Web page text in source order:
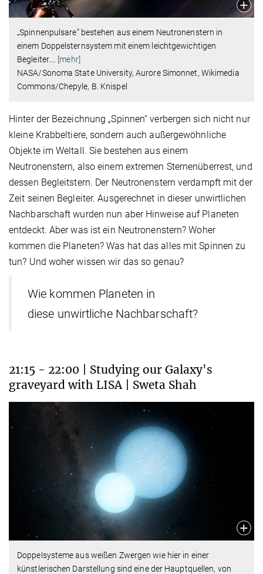
„Spinnenpulsare“ bestehen aus einem Neutronenstern in
einem Doppelsternsystem mit einem leichtgewichtigen
Begleiter.… [mehr]
NASA/Sonoma State University, Aurore Simonnet, Wikimedia
Commons/Chepyle, B. Knispel
Hinter der Bezeichnung „Spinnen“ verbergen sich nicht nur
kleine Krabbeltiere, sondern auch außergewöhnliche
Objekte im Weltall. Sie bestehen aus einem
Neutronenstern, also einem extremen Sternenüberrest, und
dessen Begleitstern. Der Neutronenstern verdampft mit der
Zeit seinen Begleiter. Ausgerechnet in dieser unwirtlichen
Nachbarschaft wurden nun aber Hinweise auf Planeten
entdeckt. Aber was ist ein Neutronenstern? Woher
kommen die Planeten? Was hat das alles mit Spinnen zu
tun? Und woher wissen wir das so genau?
Wie kommen Planeten in
diese unwirtliche Nachbarschaft?
21:15 - 22:00 | Studying our Galaxy's
graveyard with LISA | Sweta Shah
Doppelsysteme aus weißen Zwergen wie hier in einer
künstlerischen Darstellung sind eine der Hauptquellen, von